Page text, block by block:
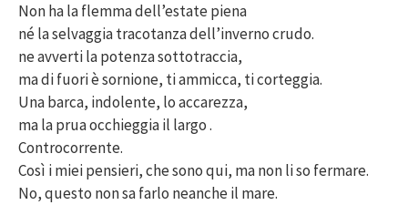
Non ha la flemma dell’estate piena
né la selvaggia tracotanza dell’inverno crudo.
ne avverti la potenza sottotraccia,
ma di fuori è sornione, ti ammicca, ti corteggia.
Una barca, indolente, lo accarezza,
ma la prua occhieggia il largo .
Controcorrente.
Così i miei pensieri, che sono qui, ma non li so fermare.
No, questo non sa farlo neanche il mare.